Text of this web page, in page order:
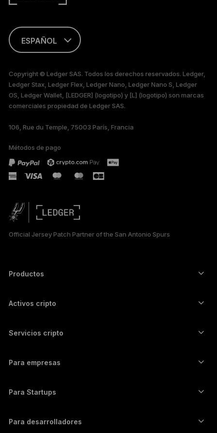
ESPAÑOL
TÜRKÇE
DEUTSCH
PORTUGUÊS
РУССКИЙ
简体中文
한국어
Copyright © Ledger SAS. Todos los derechos reservados. Ledger,
Ledger Stax, Ledger Flex, Ledger Nano, Ledger Nano S, Ledger
OS, Ledger Wallet, [LEDGER] (logotipo) y [L] (logotipo) son marcas
comerciales propiedad de Ledger SAS.
106, Rue du Temple, 75003 París, Francia
Métodos de pago
Official Jersey Patch Partner of the San Antonio Spurs
Productos
Hardware Wallet
Ledger Stax
Ledger Nano Classics
Paquetes
Todos los productos
Activos cripto
Billetera para Ethereum
Billetera para Cardano
Billetera para Monero
Ver todos los activos
Servicios cripto
Compra cripto
Permuta tus cripto
Para empresas
Para Startups
Para desarrolladores